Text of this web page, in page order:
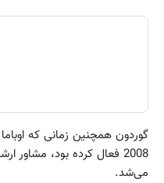
گوردون همچنین زمانی که
2008 فعال کرده بود،
می‌شد.